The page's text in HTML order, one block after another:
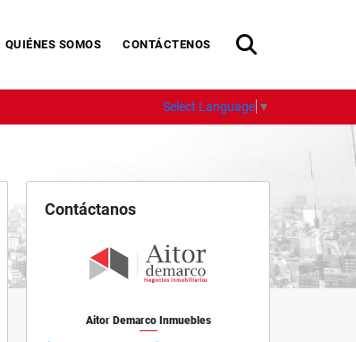
QUIÉNES SOMOS CONTÁCTENOS
Select Language ▼
Contáctanos
Aitor Demarco Inmuebles